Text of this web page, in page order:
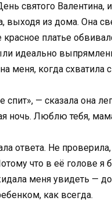
святого Валентина,
выходя из дома. Она
платье
идеально
меня, когда схватила
спит», — сказала она
ночь. Люблю тебя,
ответа. Не
что в её голове я
меня увидеть —
как всегда.